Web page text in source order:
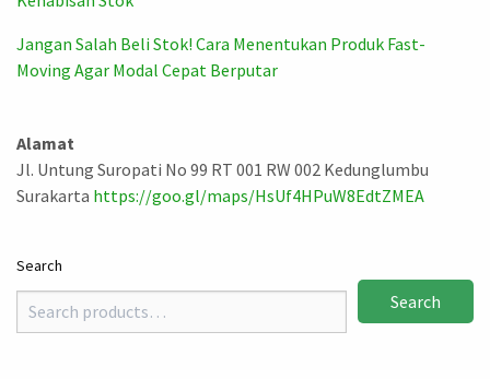
Jangan Salah Beli Stok! Cara Menentukan Produk Fast-
Moving Agar Modal Cepat Berputar
Alamat
Jl. Untung Suropati No 99 RT 001 RW 002 Kedunglumbu
Surakarta https://goo.gl/maps/HsUf4HPuW8EdtZMEA
Search
Search